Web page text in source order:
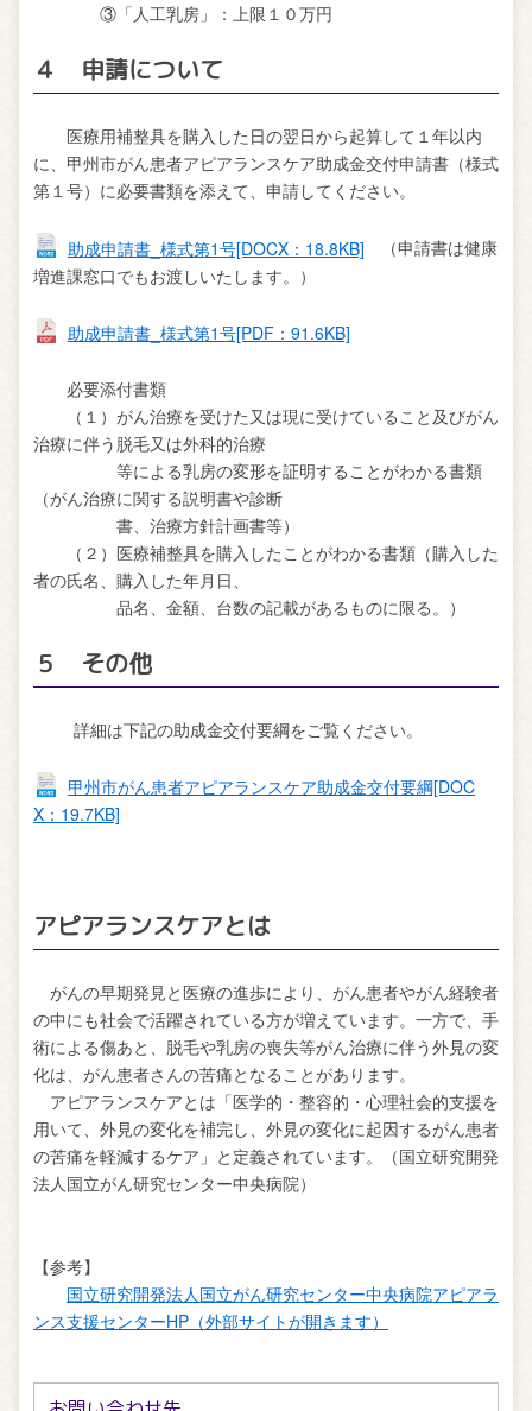
③「人工乳房」：上限１０万円
４ 申請について
医療用補整具を購入した日の翌日から起算して１年以内
に、甲州市がん患者アピアランスケア助成金交付申請書（様式
第１号）に必要書類を添えて、申請してください。
助成申請書_様式第1号[DOCX：18.8KB] （申請書は健康
増進課窓口でもお渡しいたします。）
助成申請書_様式第1号[PDF：91.6KB]
必要添付書類
（１） がん治療を受けた又は現に受けていること及びがん
治療に伴う脱毛又は外科的治療
等による乳房の変形を証明することがわかる書類
（がん治療に関する説明書や診断
書、治療方針計画書等）
（２）医療補整具を購入したことがわかる書類（購入した
者の氏名、購入した年月日、
品名、金額、台数の記載があるものに限る。）
５ その他
詳細は下記の助成金交付要綱をご覧ください。
甲州市がん患者アピアランスケア助成金交付要綱[DOC
X：19.7KB]
アピアランスケアとは
がんの早期発見と医療の進歩により、がん患者やがん経験者
の中にも社会で活躍されている方が増えています。一方で、手
術による傷あと、脱毛や乳房の喪失等がん治療に伴う外見の変
化は、がん患者さんの苦痛となることがあります。
アピアランスケアとは「医学的・整容的・心理社会的支援を
用いて、外見の変化を補完し、外見の変化に起因するがん患者
の苦痛を軽減するケア」と定義されています。（国立研究開発
法人国立がん研究センター中央病院）
【参考】
国立研究開発法人国立がん研究センター中央病院アピアラ
ンス支援センターHP（外部サイトが開きます）